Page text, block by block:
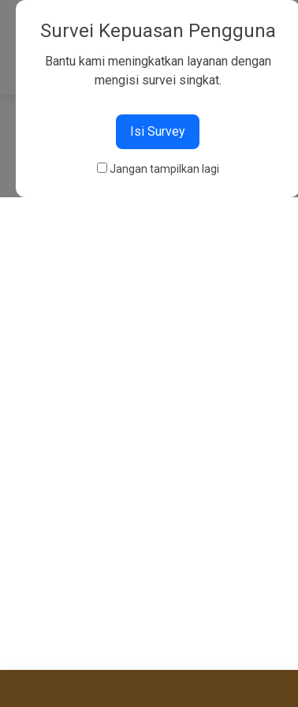
404
Survei Kepuasan Pengguna
Bantu kami meningkatkan layanan dengan
mengisi survei singkat.
Isi Survey
Jangan tampilkan lagi